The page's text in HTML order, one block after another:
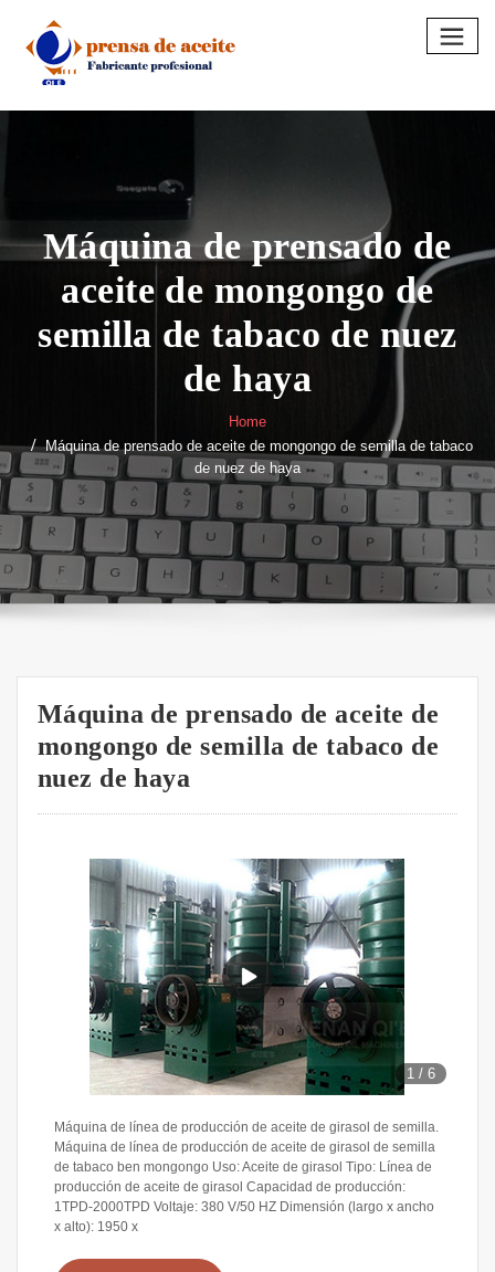
content
Máquina de prensado de
aceite de mongongo de
semilla de tabaco de nuez
de haya
Home
Máquina de prensado de aceite de mongongo de semilla de tabaco
de nuez de haya
Máquina de prensado de aceite de
mongongo de semilla de tabaco de
nuez de haya
1 /6
Máquina de línea de producción de aceite de girasol de semilla.
Máquina de línea de producción de aceite de girasol de semilla
de tabaco ben mongongo Uso: Aceite de girasol Tipo: Línea de
producción de aceite de girasol Capacidad de producción:
1TPD-2000TPD Voltaje: 380 V/50 HZ Dimensión (largo x ancho
x alto): 1950 x